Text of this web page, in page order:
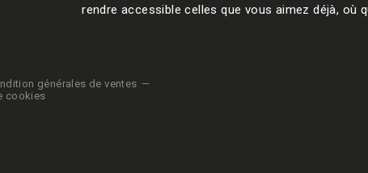
l'Union
rendre accessible celles que vous aimez déjà, où
générales de ventes
cookies